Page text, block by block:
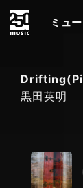
ミュ
黒田英明